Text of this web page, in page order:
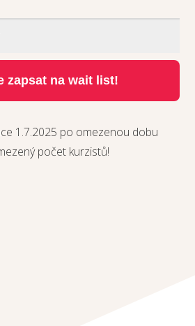
zapsat na wait list!
1.7.2025 po omezenou dobu
počet kurzistů!